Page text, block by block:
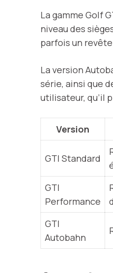
La gamme Golf
niveau des
parfois un
La version
série, ainsi que
utilisateur, qu’il
Version
GTI Standard
GTI
Performance
GTI
Autobahn